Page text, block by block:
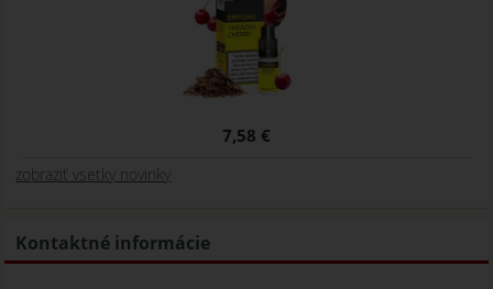
7,58 €
zobraziť vsetky novinky
Kontaktné informácie